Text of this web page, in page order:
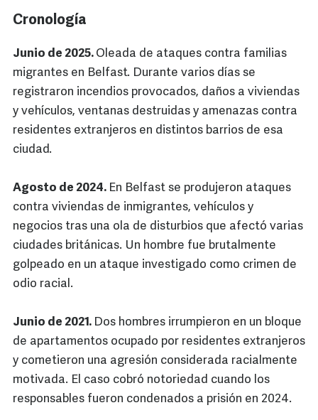
Cronología
Junio de 2025. Oleada de ataques contra familias
migrantes en Belfast. Durante varios días se
registraron incendios provocados, daños a viviendas
y vehículos, ventanas destruidas y amenazas contra
residentes extranjeros en distintos barrios de esa
ciudad.
Agosto de 2024. En Belfast se produjeron ataques
contra viviendas de inmigrantes, vehículos y
negocios tras una ola de disturbios que afectó varias
ciudades británicas. Un hombre fue brutalmente
golpeado en un ataque investigado como crimen de
odio racial.
Junio de 2021. Dos hombres irrumpieron en un bloque
de apartamentos ocupado por residentes extranjeros
y cometieron una agresión considerada racialmente
motivada. El caso cobró notoriedad cuando los
responsables fueron condenados a prisión en 2024.